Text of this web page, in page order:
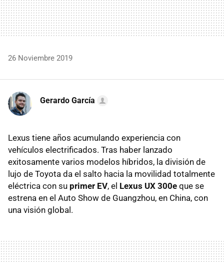
26 Noviembre 2019
Gerardo García
Lexus tiene años acumulando experiencia con
vehículos electrificados. Tras haber lanzado
exitosamente varios modelos híbridos, la división de
lujo de Toyota da el salto hacia la movilidad totalmente
eléctrica con su primer EV, el Lexus UX 300e que se
estrena en el Auto Show de Guangzhou, en China, con
una visión global.